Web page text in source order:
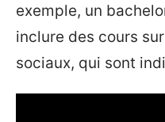
exemple, un
inclure des cours
sociaux, qui sont